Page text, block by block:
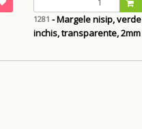
1281 - Margele nisip, verde
inchis, transparente, 2mm